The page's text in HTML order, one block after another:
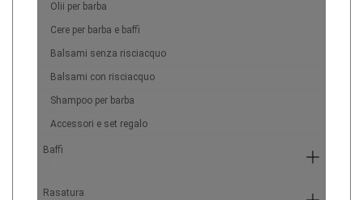
Olii per barba
Cere per barba e baffi
Balsami senza risciacquo
Balsami con risciacquo
Shampoo per barba
Accessori e set regalo
Baffi
Rasatura